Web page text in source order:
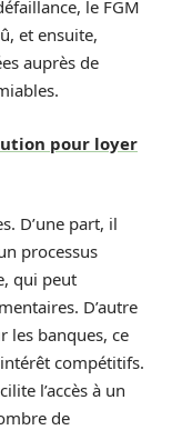
le FGM
et ensuite,
auprès de
pour loyer
D’une part, il
processus
qui peut
D’autre
les banques, ce
compétitifs.
l’accès à un
de